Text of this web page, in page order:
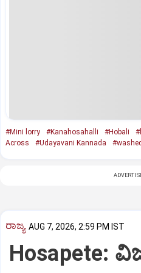
#Mini lorry #Kanahosahalli #Hobali
Across
#Udayavani Kannada
ರಾಜ್ಯ AUG 7, 2026, 2:59 PM IST
Hosapete: